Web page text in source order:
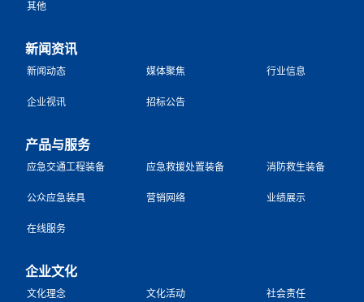
其他
新闻资讯
新闻动态 媒体聚焦 行业信息
企业视讯 招标公告
产品与服务
应急交通工程装备 应急救援处置装备 消防救生装备
公众应急装具 营销网络 业绩展示
在线服务
企业文化
文化理念 文化活动 社会责任